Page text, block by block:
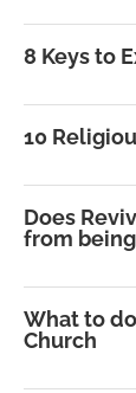
8 Keys to
10
Does
from
What to
Church